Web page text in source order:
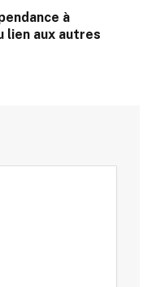
à
lien aux autres